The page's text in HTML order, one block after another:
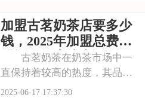
顾客络绎不绝。那么，加盟茶
百道需要准备多少费用呢？今
天就来一起看看茶百道
加盟古茗奶茶店要多少
钱，2025年加盟总费用
明细及开店成本
古茗奶茶在奶茶市场中一
直保持着较高的热度，其品牌
知名度和市场占有率不断提
2025-06-17 17:37:30